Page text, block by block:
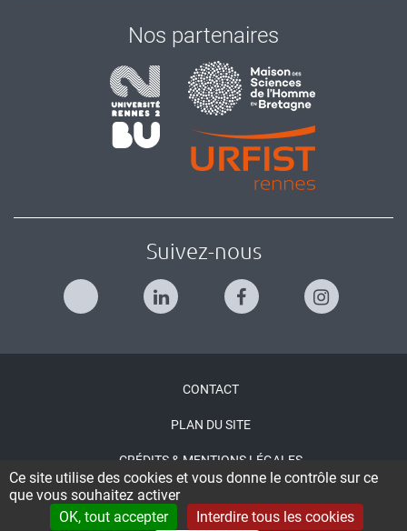
Ce site utilise des cookies et vous donne le contrôle sur ce
que vous souhaitez activer
OK, tout accepter
Interdire tous les cookies
Nos partenaires
Suivez-nous
page
CONTACT
PLAN DU SITE
CRÉDITS & MENTIONS LÉGALES
ACCESSIBILITÉ : NON CONFORME